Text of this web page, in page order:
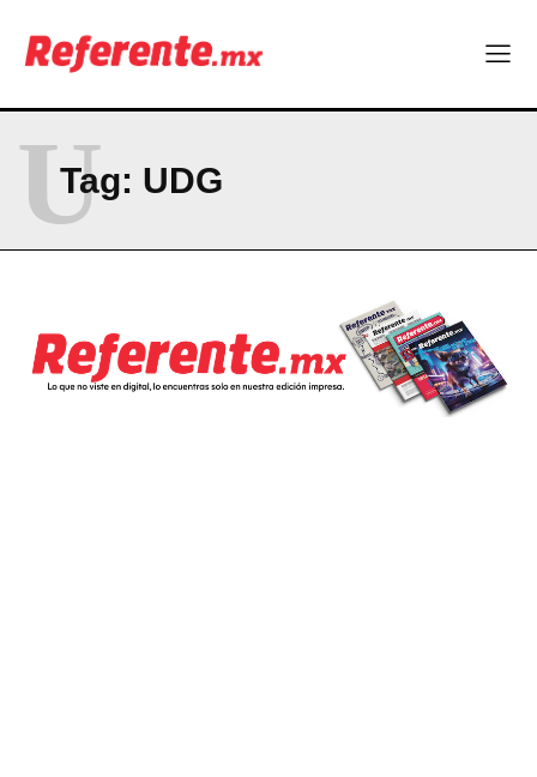
La Sierra Tarahumara tendrá una experiencia turística única
Company
ABOUT
NEWSLETTER
Tag: UDG
U